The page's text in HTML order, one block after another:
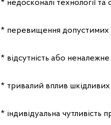
* недосконалі технології та
* перевищення допустимих
* відсутність або
* тривалий вплив
* індивідуальна чутливість